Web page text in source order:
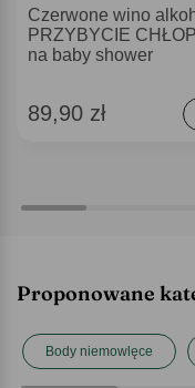
Czerwone wino
PRZYBYCIE
na baby shower
89,90 zł
Proponowane
Body niemowlęce